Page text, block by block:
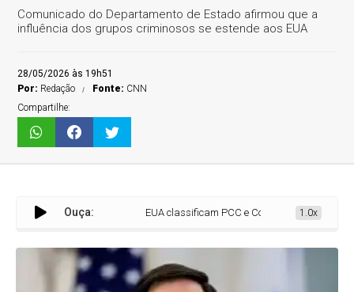
Comunicado do Departamento de Estado afirmou que a
influência dos grupos criminosos se estende aos EUA
28/05/2026 às 19h51
Por: Redação Fonte: CNN
Compartilhe:
Ouça: EUA classificam PCC e Comando Vermelho
1.0x